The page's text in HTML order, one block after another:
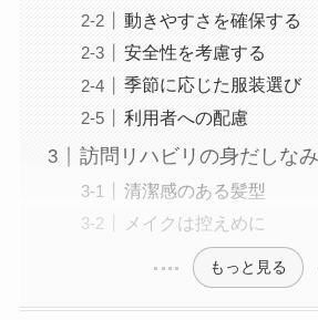
動きやすさを確保する
安全性を考慮する
季節に応じた服装選び
利用者への配慮
訪問リハビリの身だしな
清潔感のある髪型
メイクは控えめに
もっと見る